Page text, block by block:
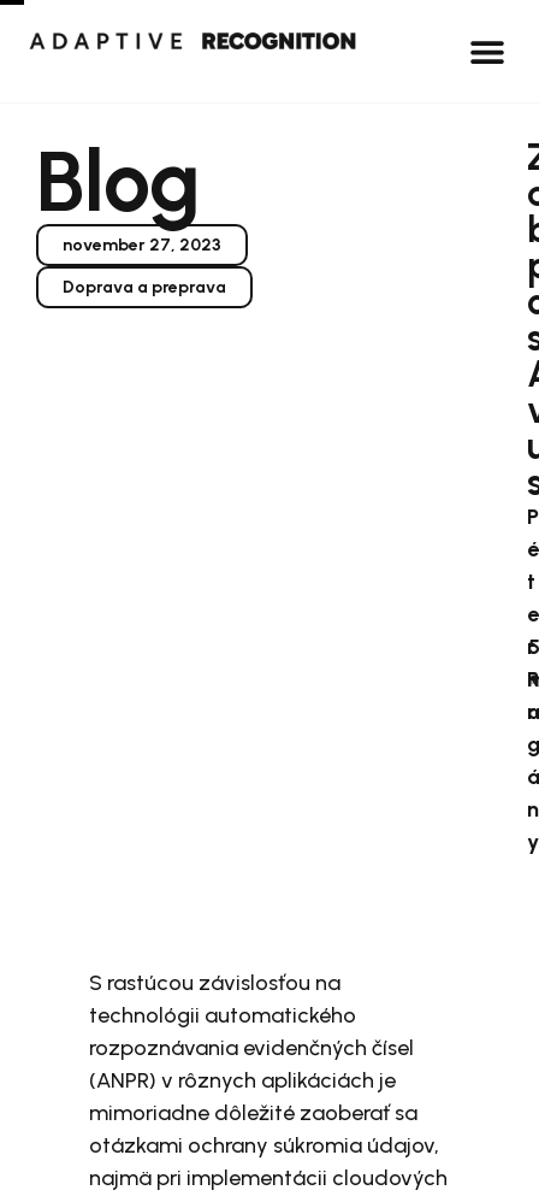
Blog
november 27, 2023
Doprava a preprava
P
é
t
e
r
R
a
g
á
n
y
5
S rastúcou závislosťou na
technológii automatického
rozpoznávania evidenčných čísel
(ANPR) v rôznych aplikáciách je
mimoriadne dôležité zaoberať sa
otázkami ochrany súkromia údajov,
najmä pri implementácii cloudových